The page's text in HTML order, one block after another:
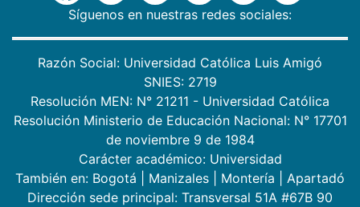
Síguenos en nuestras redes sociales:
Razón Social: Universidad Católica Luis Amigó
SNIES: 2719
Resolución MEN: N° 21211 - Universidad Católica
Resolución Ministerio de Educación Nacional: N° 17701
de noviembre 9 de 1984
Carácter académico: Universidad
También en: Bogotá Manizales Montería
Apartadó
Dirección sede principal: Transversal 51A #67B 90